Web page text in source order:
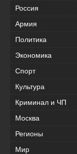
Россия
Армия
Политика
Экономика
Спорт
Культура
Криминал и ЧП
Москва
Регионы
Мир